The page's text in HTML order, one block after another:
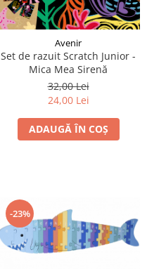
Avenir
Set de razuit Scratch Junior -
Mica Mea Sirenă
32,00 Lei
24,00 Lei
ADAUGĂ ÎN COȘ
-23%